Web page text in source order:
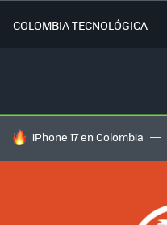
COLOMBIA TECNOLÓGICA
HOY SE HABLA DE
iPhone 17 en Colombia